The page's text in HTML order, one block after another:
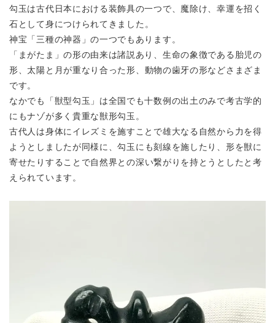
勾玉は古代日本における装飾具の一つで、魔除け、幸運を招く
石として身につけられてきました。
神宝「三種の神器」の一つでもあります。
「まがたま」の形の由来は諸説あり、生命の象徴である胎児の
形、 太陽と月が重なり合った形、動物の歯牙の形などさまざま
です。
なかでも「獣型勾玉」は全国でも十数例の出土のみで考古学的
にもナゾが多く貴重な獣形勾玉。
古代人は身体にイレズミを施すことで雄大なる自然から力を得
ようとしましたが同様に、勾玉にも刻線を施したり、形を獣に
寄せたりすることで自然界との深い繋がりを持とうとしたと考
えられています。